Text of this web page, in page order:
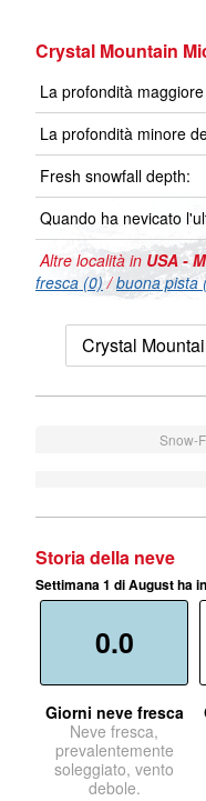
Crystal Mountain
La profondità
La profondità minore
Fresh snowfall depth:
Quando ha nevicato
Altre località in USA -
fresca (0)/buona pista
Crystal
Snow-
Storia della neve
Settimana 1 di August ha
0.0
Giorni neve fresca
Neve fresca,
prevalentemente
soleggiato, vento
debole.